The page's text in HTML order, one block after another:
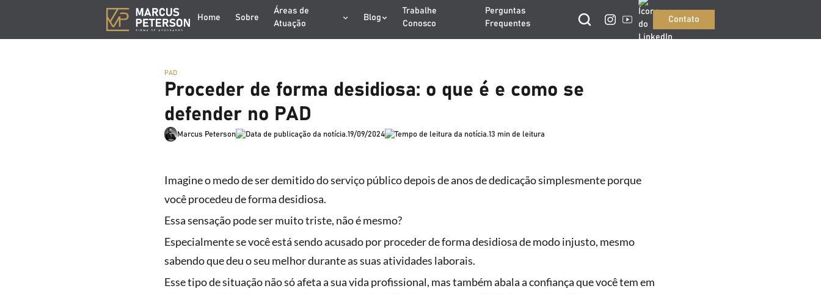
Home Sobre
Áreas de
Atuação
Blog
Trabalhe
Conosco
Perguntas
Frequentes
Contato
PAD
Proceder de forma desidiosa: o que é e como se
defender no PAD
Marcus Peterson 19/09/2024 13 min de leitura
Imagine o medo de ser demitido do serviço público depois de anos de dedicação simplesmente porque
você procedeu de forma desidiosa.
Essa sensação pode ser muito triste, não é mesmo?
Especialmente se você está sendo acusado por proceder de forma desidiosa de modo injusto, mesmo
sabendo que deu o seu melhor durante as suas atividades laborais.
Esse tipo de situação não só afeta a sua vida profissional, mas também abala a confiança que você tem em